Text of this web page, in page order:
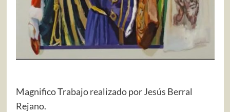
Magnifico Trabajo realizado por Jesús Berral
Rejano.